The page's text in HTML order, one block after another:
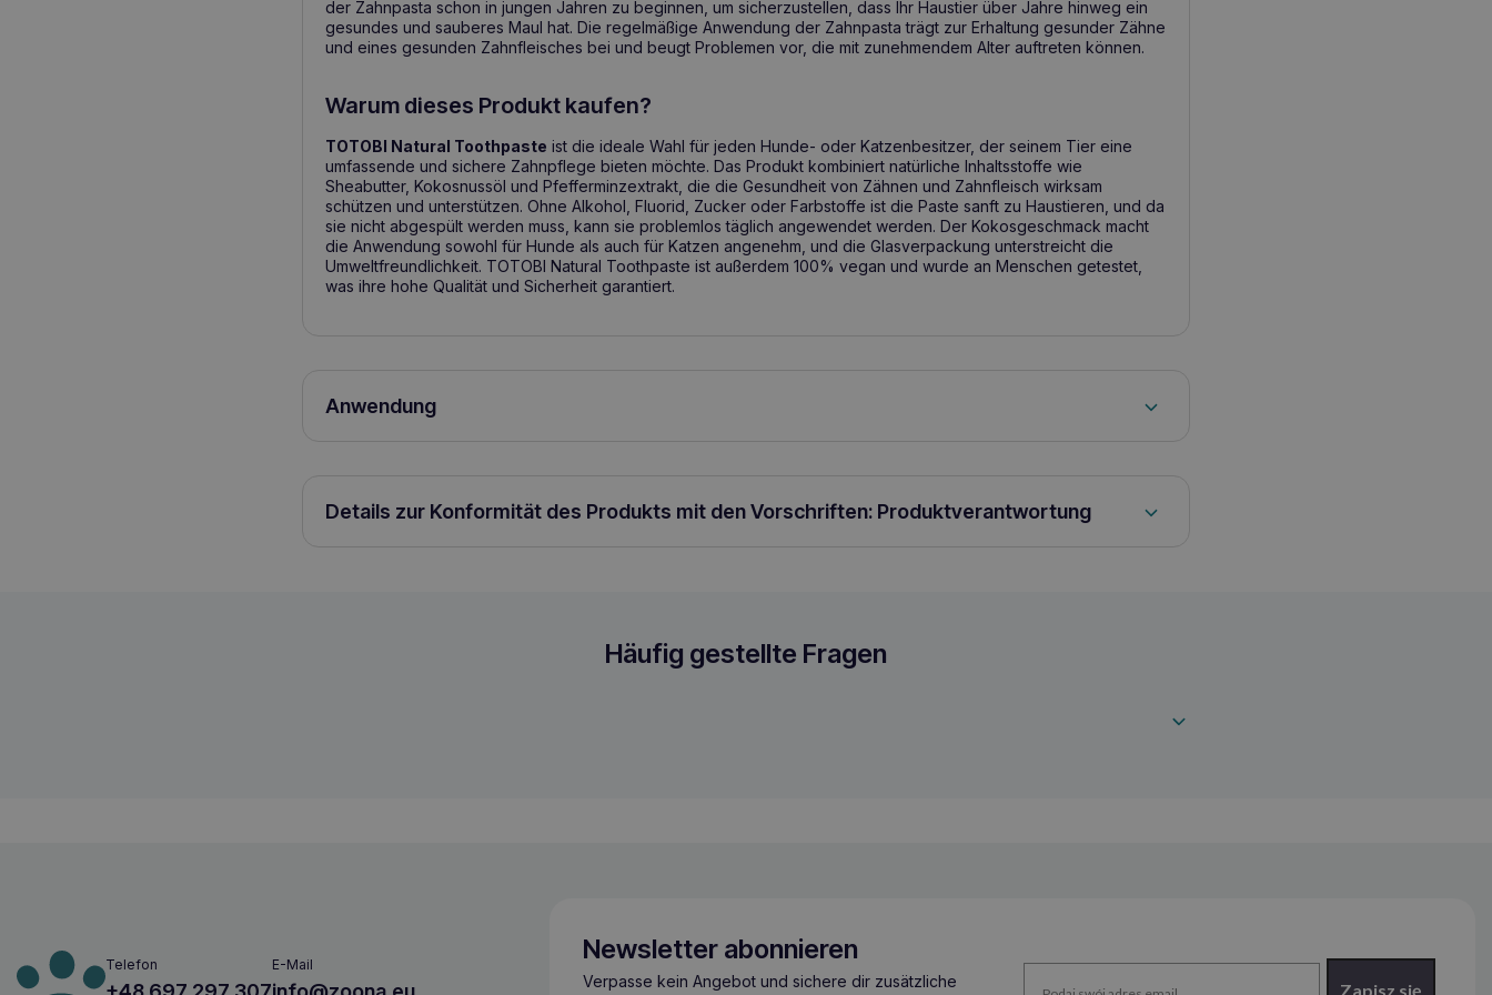
der Zahnpasta schon in jungen Jahren zu beginnen, um sicherzustellen, dass Ihr Haustier über Jahre hinweg ein
gesundes und sauberes Maul hat. Die regelmäßige Anwendung der Zahnpasta trägt zur Erhaltung gesunder Zähne
und eines gesunden Zahnfleisches bei und beugt Problemen vor, die mit zunehmendem Alter auftreten können.
Warum dieses Produkt kaufen?
TOTOBI Natural Toothpaste ist die ideale Wahl für jeden Hunde- oder Katzenbesitzer, der seinem Tier eine
umfassende und sichere Zahnpflege bieten möchte. Das Produkt kombiniert natürliche Inhaltsstoffe wie
Sheabutter, Kokosnussöl und Pfefferminzextrakt, die die Gesundheit von Zähnen und Zahnfleisch wirksam
schützen und unterstützen. Ohne Alkohol, Fluorid, Zucker oder Farbstoffe ist die Paste sanft zu Haustieren, und da
sie nicht abgespült werden muss, kann sie problemlos täglich angewendet werden. Der Kokosgeschmack macht
die Anwendung sowohl für Hunde als auch für Katzen angenehm, und die Glasverpackung unterstreicht die
Umweltfreundlichkeit. TOTOBI Natural Toothpaste ist außerdem 100% vegan und wurde an Menschen getestet,
was ihre hohe Qualität und Sicherheit garantiert.
Anwendung
Details zur Konformität des Produkts mit den Vorschriften: Produktverantwortung
Häufig gestellte Fragen
Telefon E-Mail Newsletter abonnieren
Verpasse kein Angebot und sichere dir zusätzliche
Zapisz się